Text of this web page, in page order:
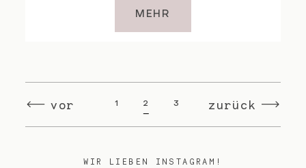
MEHR
vor 1 2 3 zurück
WIR LIEBEN INSTAGRAM!